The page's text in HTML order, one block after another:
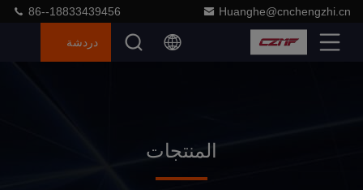
Huanghe@cnchengzhi.cn
86--18833439456
دردشة
المنتجات